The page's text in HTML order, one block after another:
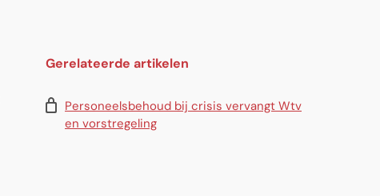
Gerelateerde artikelen
Personeelsbehoud bij crisis vervangt Wtv
en vorstregeling